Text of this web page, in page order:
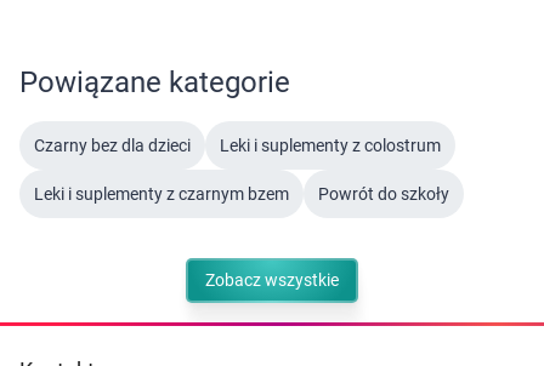
Powiązane kategorie
Czarny bez dla dzieci Leki i suplementy z colostrum
Leki i suplementy z czarnym bzem Powrót do szkoły
Zobacz wszystkie